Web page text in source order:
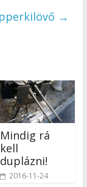
→
Mindig rá
kell
duplázni!
2016-11-24